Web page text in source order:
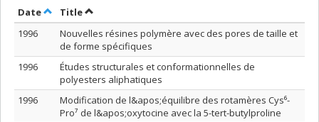
DateSort by date in descending order
TitleSort by title in descending order
1996
Nouvelles résines polymère avec des pores de taille et
de forme spécifiques
1996
Études structurales et conformationnelles de
polyesters aliphatiques
1996
Modification de l&apos;équilibre des rotamères Cys⁶-
Pro⁷ de l&apos;oxytocine avec la 5-tert-butylproline